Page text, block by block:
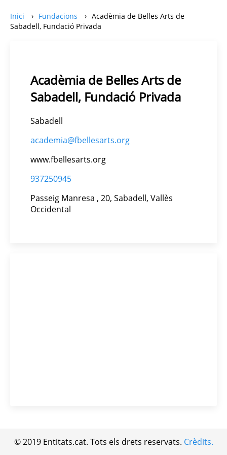
Inici Fundacions
Acadèmia de Belles Arts de
Sabadell, Fundació Privada
Acadèmia de Belles Arts de
Sabadell, Fundació Privada
Sabadell
academia@fbellesarts.org
www.fbellesarts.org
937250945
Passeig Manresa , 20, Sabadell, Vallès
Occidental
© 2019 Entitats.cat. Tots els drets reservats. Crèdits.